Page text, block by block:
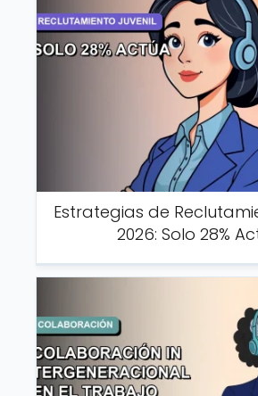
Estrategias de
2026: Solo 28%